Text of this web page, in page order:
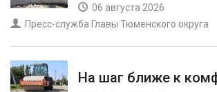
06 августа 2026
Пресс-служба Главы Тюменского округа
На шаг ближе к